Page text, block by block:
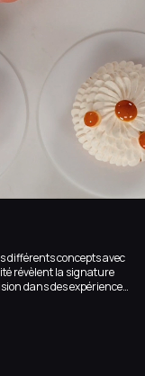
différents concepts avec
révèlent la signature
dans des expériences